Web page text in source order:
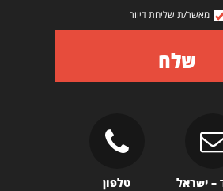
מאשר/ת שליחת דיוור
שלח
– ישראל טלפון